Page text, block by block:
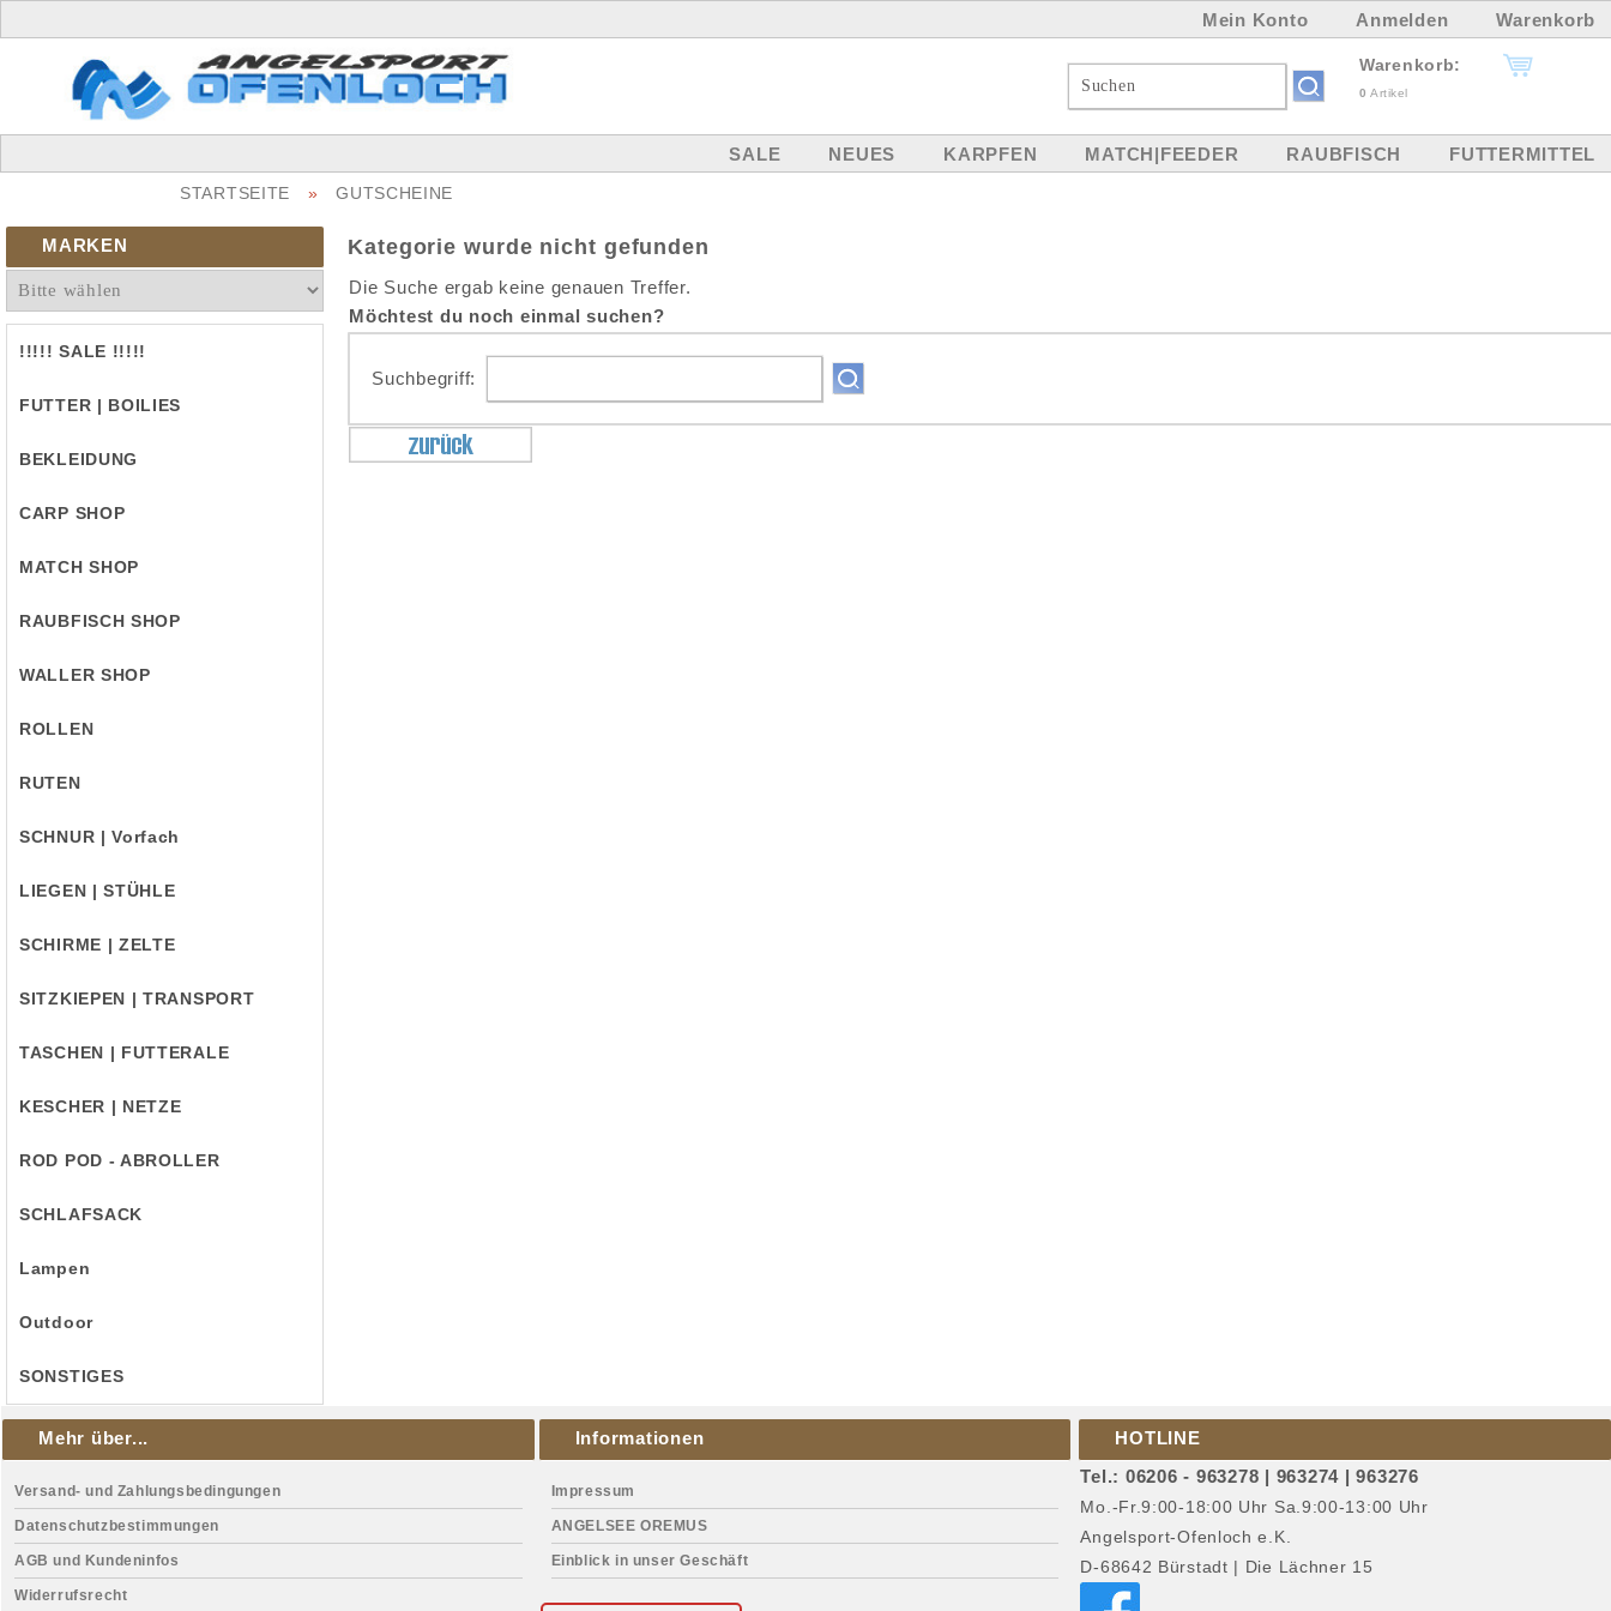
Mein Konto Anmelden Warenkorb
Warenkorb:
0 Artikel
SALE NEUES KARPFEN MATCH|FEEDER RAUBFISCH FUTTERMITTEL
STARTSEITE » GUTSCHEINE
MARKEN
!!!!! SALE !!!!!
FUTTER | BOILIES
BEKLEIDUNG
CARP SHOP
MATCH SHOP
RAUBFISCH SHOP
WALLER SHOP
ROLLEN
RUTEN
SCHNUR | Vorfach
LIEGEN | STÜHLE
SCHIRME | ZELTE
SITZKIEPEN | TRANSPORT
TASCHEN | FUTTERALE
KESCHER | NETZE
ROD POD - ABROLLER
SCHLAFSACK
Lampen
Outdoor
SONSTIGES
Kategorie wurde nicht gefunden
Die Suche ergab keine genauen Treffer.
Möchtest du noch einmal suchen?
Suchbegriff:
Mehr über...
Versand- und Zahlungsbedingungen
Datenschutzbestimmungen
AGB und Kundeninfos
Widerrufsrecht
Informationen
Impressum
ANGELSEE OREMUS
Einblick in unser Geschäft
HOTLINE
Tel.: 06206 - 963278 | 963274 | 963276
Mo.-Fr.9:00-18:00 Uhr Sa.9:00-13:00 Uhr
Angelsport-Ofenloch e.K.
D-68642 Bürstadt | Die Lächner 15